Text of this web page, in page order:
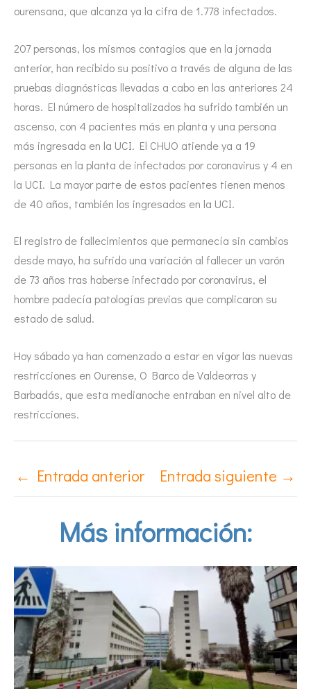
ourensana, que alcanza ya la cifra de 1.778 infectados.
207 personas, los mismos contagios que en la jornada
anterior, han recibido su positivo a través de alguna de las
pruebas diagnósticas llevadas a cabo en las anteriores 24
horas. El número de hospitalizados ha sufrido también un
ascenso, con 4 pacientes más en planta y una persona
más ingresada en la UCI. El CHUO atiende ya a 19
personas en la planta de infectados por coronavirus y 4 en
la UCI. La mayor parte de estos pacientes tienen menos
de 40 años, también los ingresados en la UCI.
El registro de fallecimientos que permanecía sin cambios
desde mayo, ha sufrido una variación al fallecer un varón
de 73 años tras haberse infectado por coronavirus, el
hombre padecía patologías previas que complicaron su
estado de salud.
Hoy sábado ya han comenzado a estar en vigor las nuevas
restricciones en Ourense, O Barco de Valdeorras y
Barbadás, que esta medianoche entraban en nivel alto de
restricciones.
← Entrada anterior Entrada siguiente →
Más información: